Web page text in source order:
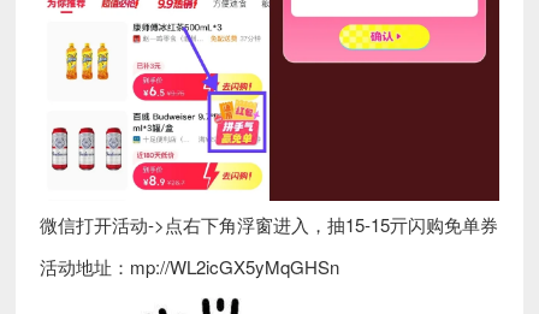
微信打开活动->点右下角浮窗进入，抽15-15亓闪购免单券
活动地址：mp://WL2icGX5yMqGHSn